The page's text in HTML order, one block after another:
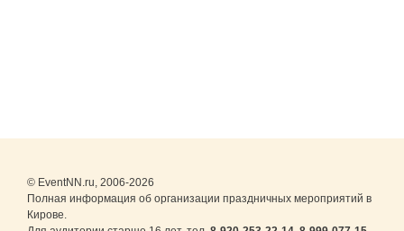
© EventNN.ru, 2006-2026
Полная информация об организации праздничных мероприятий в
Кирове.